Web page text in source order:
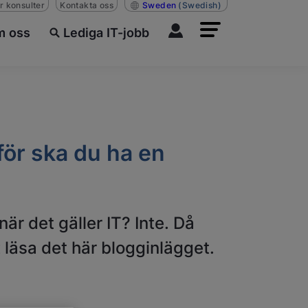
oss Lediga IT-jobb
konsulter Kontakta oss Sweden (Swedish)
ska du ha en
det gäller IT? Inte. Då
det här blogginlägget.